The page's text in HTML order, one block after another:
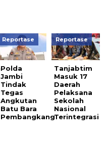
Reportase
Polda
Jambi
Tindak
Tegas
Angkutan
Batu Bara
Pembangkang
Reportase
Tanjabtim
Masuk 17
Daerah
Pelaksana
Sekolah
Nasional
Terintegrasi